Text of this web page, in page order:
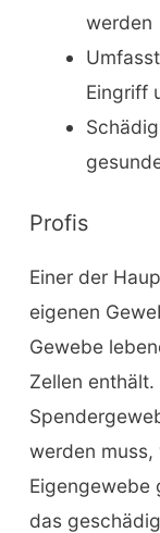
werden
Eingriff
Profis
Einer der
eigenen
Gewebe
Zellen
werden
Eigengewebe
das